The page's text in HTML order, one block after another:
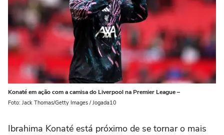
Konaté em ação com a camisa do Liverpool na Premier League –
Foto: Jack Thomas/Getty Images / Jogada10
Ibrahima Konaté está próximo de se tornar o mais